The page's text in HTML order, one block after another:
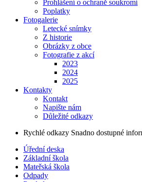
Prohlášení o ochraně soukromí
Poplatky
Fotogalerie
Letecké snímky
Z historie
Obrázky z obce
Fotografie z akcí
2023
2024
2025
Kontakty
Kontakt
Napište nám
Důležité odkazy
Rychlé odkazy Snadno dostupné
Úřední deska
Základní škola
Mateřská škola
Odpady